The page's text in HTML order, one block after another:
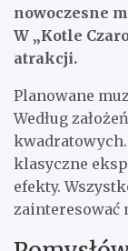
nowoczesne
W „Kotle
atrakcji.
Planowane
Według
klasyczne
efekty.
zainteresować